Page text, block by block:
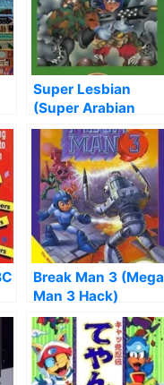
Super Lesbian
(Super Arabian
Hack)
Break Man 3 (Mega
Man 3 Hack)